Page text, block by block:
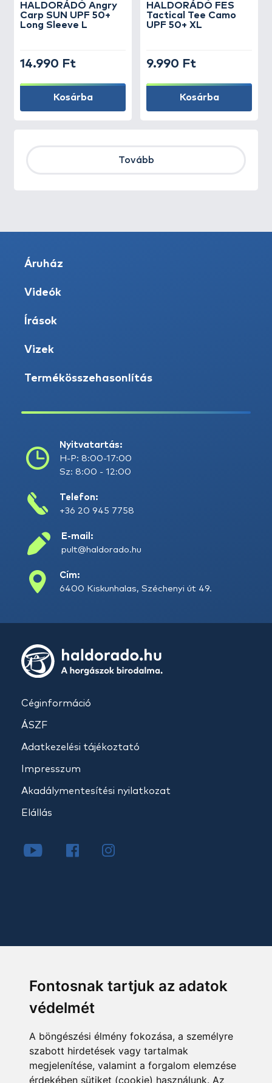
Fontosnak tartjuk az adatok
védelmét
A böngészési élmény fokozása, a személyre
szabott hirdetések vagy tartalmak
megjelenítése, valamint a forgalom elemzése
érdekében sütiket (cookie) használunk. Az
HALDORÁDÓ Angry
Carp SUN UPF 50+
Long Sleeve L
14.990 Ft
Kosárba
HALDORÁDÓ FES
Tactical Tee Camo
UPF 50+ XL
9.990 Ft
Kosárba
Tovább
Áruház
Videók
Írások
Vizek
Termékösszehasonlítás
Nyitvatartás:
H-P: 8:00-17:00
Sz: 8:00 - 12:00
Telefon:
+36 20 945 7758
E-mail:
pult@haldorado.hu
Cím:
6400 Kiskunhalas, Széchenyi út 49.
Céginformáció
ÁSZF
Adatkezelési tájékoztató
Impresszum
Akadálymentesítési nyilatkozat
Elállás